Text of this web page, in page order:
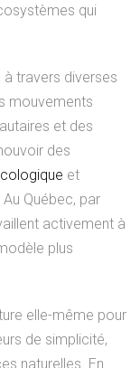
qui
travers diverses
mouvements
et des
des
et
Québec, par
activement à
plus
elle-même pour
de simplicité,
naturelles. En